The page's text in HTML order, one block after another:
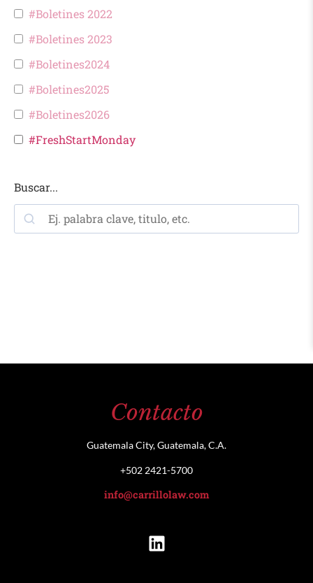
#Boletines 2022
#Boletines 2023
#Boletines2024
#Boletines2025
#Boletines2026
#FreshStartMonday
Buscar...
Contacto
Guatemala City, Guatemala, C.A.
+502 2421-5700
info@carrillolaw.com